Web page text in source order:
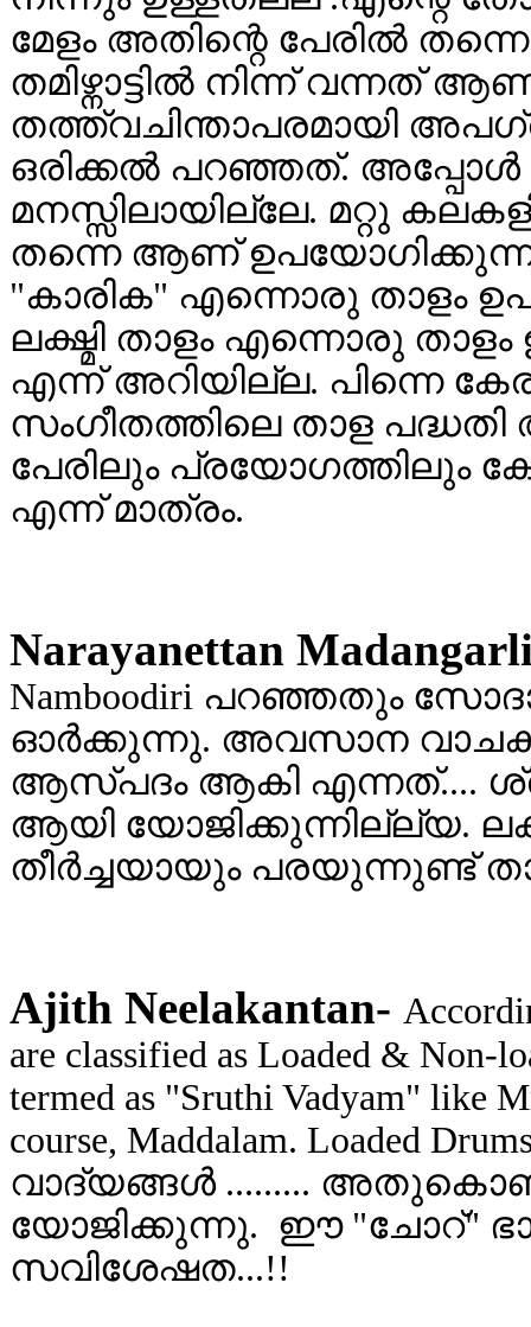
മേളം അതിന്റെ പേരില്‍
തമിഴ്നാട്ടില്‍ നിന്ന് വന്നത്
തത്ത്വചിന്താപരമായി
ഒരിക്കല്‍ പറഞ്ഞത്. അപ്പോള്‍
മനസ്സിലായില്ലേ. മറ്റു
തന്നെ ആണ് ഉപയോഗിക്കുന്നത്
"കാരിക" എന്നൊരു താളം
ലക്ഷ്മി താളം എന്നൊരു
എന്ന് അറിയില്ല. പിന്നെ
സംഗീതത്തിലെ താള
പേരിലും പ്രയോഗത്തിലും
എന്ന് മാത്രം.
Narayanettan
Namboodiri പറഞ്ഞതും
ഓര്‍ക്കുന്നു. അവസാന
ആസ്പദം ആകി എന്നത്....
ആയി യോജിക്കുന്നില്ല്യ.
തീര്‍ച്ചയായും പരയുന്നുണ്ട്
Ajith Neelakantan-
are classified as Loaded & Non-
termed as "Sruthi Vadyam" like
course, Maddalam. Loaded
വാദ്യങ്ങള്‍ .........
യോജിക്കുന്നു. ഈ "ചോറ്"
സവിശേഷത...!!